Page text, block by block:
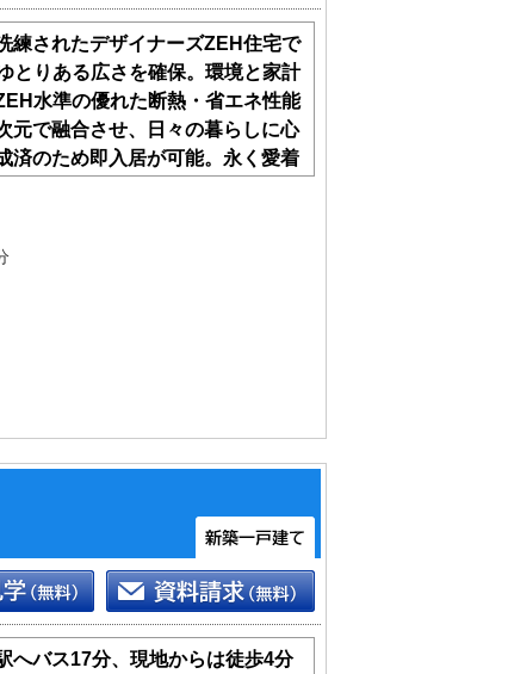
練されたデザイナーズZEH住宅で
とりある広さを確保。環境と家計
水準の優れた断熱・省エネ性能
元で融合させ、日々の暮らしに心
済のため即入居が可能。永く愛着
地でお確かめください
へバス17分、現地からは徒歩4分